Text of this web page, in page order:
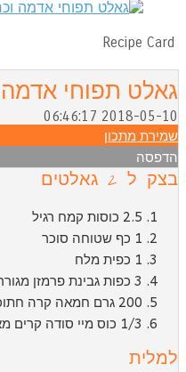
Recipe
תפוחי אדמה
2018-05-10
מתכון
ל 2 גאלטים
2.5 כוסות קמח רגיל
1 כף שטוחה סוכר
1 כפית מלח
3 כפות גבינת פרמזן מגוררת
200 גרם חמאה קרה חתוכה לקוביות
1/3 כוס מיי סודה קרים מאוד